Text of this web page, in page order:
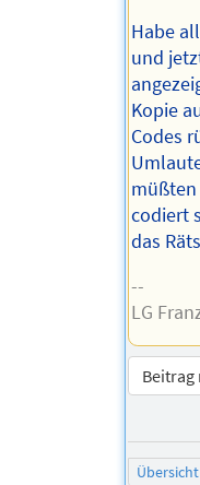
Habe
und
Kopie
Codes
müßten
codiert
das
--
LG
Beitrag
Übersicht